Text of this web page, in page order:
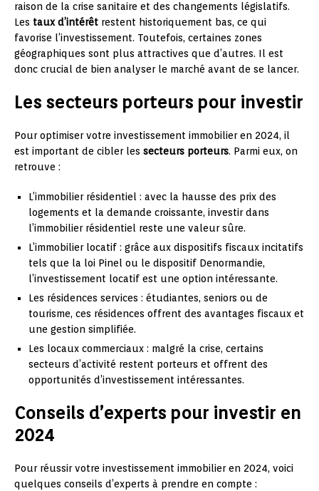
raison de la crise sanitaire et des changements législatifs.
Les taux d’intérêt restent historiquement bas, ce qui
favorise l’investissement. Toutefois, certaines zones
géographiques sont plus attractives que d’autres. Il est
donc crucial de bien analyser le marché avant de se lancer.
Les secteurs porteurs pour investir
Pour optimiser votre investissement immobilier en 2024, il
est important de cibler les secteurs porteurs. Parmi eux, on
retrouve :
L’immobilier résidentiel : avec la hausse des prix des
logements et la demande croissante, investir dans
l’immobilier résidentiel reste une valeur sûre.
L’immobilier locatif : grâce aux dispositifs fiscaux incitatifs
tels que la loi Pinel ou le dispositif Denormandie,
l’investissement locatif est une option intéressante.
Les résidences services : étudiantes, seniors ou de
tourisme, ces résidences offrent des avantages fiscaux et
une gestion simplifiée.
Les locaux commerciaux : malgré la crise, certains
secteurs d’activité restent porteurs et offrent des
opportunités d’investissement intéressantes.
Conseils d’experts pour investir en
2024
Pour réussir votre investissement immobilier en 2024, voici
quelques conseils d’experts à prendre en compte :